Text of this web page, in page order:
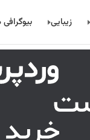
زیبایی